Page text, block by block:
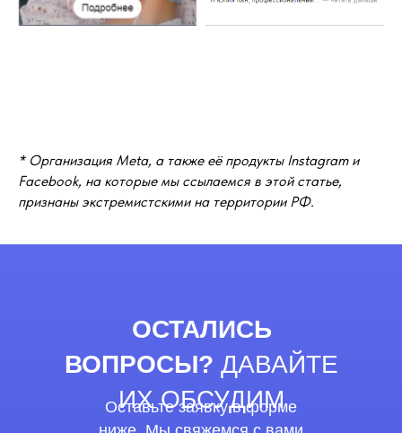
* Организация Meta, а также её продукты Instagram и
Facebook, на которые мы ссылаемся в этой статье,
признаны экстремистскими на территории РФ.
ОСТАЛИСЬ
ВОПРОСЫ? ДАВАЙТЕ
ИХ ОБСУДИМ
Оставьте заявку в форме